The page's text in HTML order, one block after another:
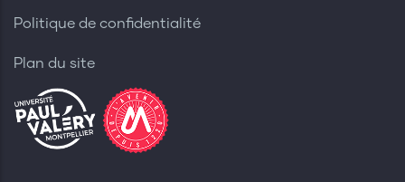
Politique de confidentialité
Plan du site